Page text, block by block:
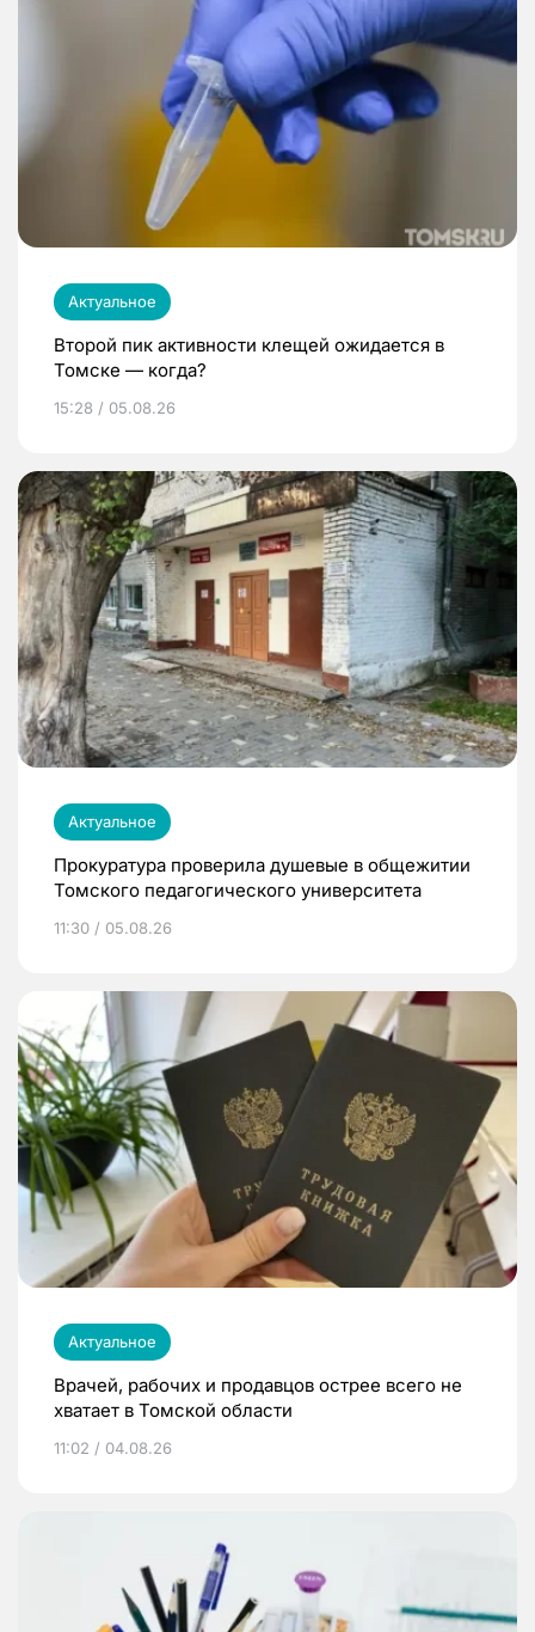
Актуальное
Второй пик активности клещей ожидается в
Томске — когда?
15:28 / 05.08.26
Актуальное
Прокуратура проверила душевые в общежитии
Томского педагогического университета
11:30 / 05.08.26
Актуальное
Врачей, рабочих и продавцов острее всего не
хватает в Томской области
11:02 / 04.08.26